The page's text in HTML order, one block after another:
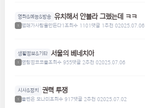
영화&예능&방송 유치해서 안볼라 그랬는데 ㅋㅋ
1 맴매가사람을만든다1조회수 1101댓글 1추천 02025.07.06
생활정보&기타 서울의 베네치아
1 명탐정코코볼조회수 955댓글 2추천 02025.07.06
시사&정치 권력 투쟁
1 볼펜은 모나미 조회수 917댓글 2추천 02025.07.02